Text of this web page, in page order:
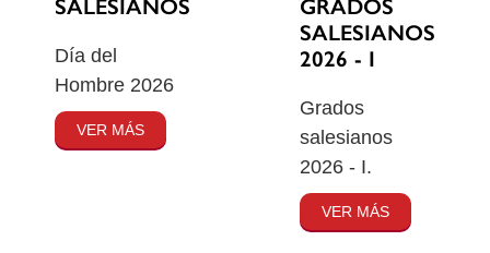
SALESIANOS
Día del
Hombre 2026
VER MÁS
GRADOS
SALESIANOS
2026 - I
Grados
salesianos
2026 - I.
VER MÁS